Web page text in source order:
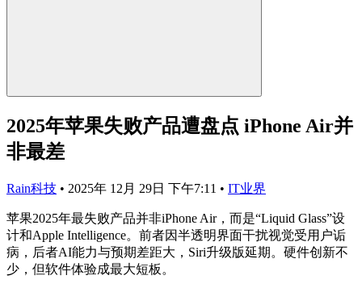
2025年苹果失败产品遭盘点 iPhone Air并
非最差
Rain科技 • 2025年 12月 29日 下午7:11 • IT业界
苹果2025年最失败产品并非iPhone Air，而是“Liquid Glass”设
计和Apple Intelligence。前者因半透明界面干扰视觉受用户诟
病，后者AI能力与预期差距大，Siri升级版延期。硬件创新不
少，但软件体验成最大短板。